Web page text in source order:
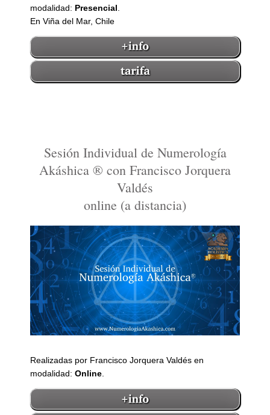
modalidad: Presencial
En Viña del Mar, Chile
Sesión Individual de Numerología
Akáshica ® con Francisco Jorquera
Valdés
online (a distancia)
Realizadas por Francisco Jorquera Valdés en
modalidad: Online